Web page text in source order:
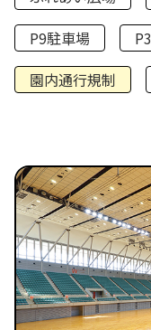
P9駐車場
園内通行規制